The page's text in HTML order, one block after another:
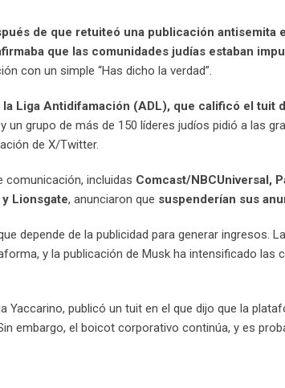
de que retuiteó una publicación antisemita
que las comunidades judías estaban
con un simple “Has dicho la verdad”.
Liga Antidifamación (ADL), que calificó el tuit
grupo de más de 150 líderes judíos pidió a las
de X/Twitter.
comunicación, incluidas Comcast/NBCUniversal,
Lionsgate, anunciaron que suspenderían sus
depende de la publicidad para generar ingresos.
y la publicación de Musk ha intensificado las
Yaccarino, publicó un tuit en el que dijo que la
embargo, el boicot corporativo continúa, y es